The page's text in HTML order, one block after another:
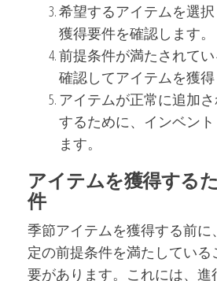
希望するアイテムを選
獲得要件を確認します。
前提条件が満たされて
確認してアイテムを獲得
アイテムが正常に追加
するために、インベン
ます。
アイテムを獲得する
件
季節アイテムを獲得する前
定の前提条件を満たしてい
要があります。これには、進